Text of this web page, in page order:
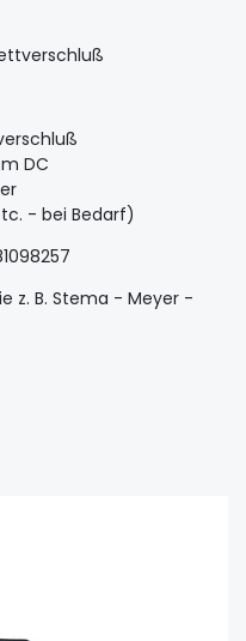
DC
- bei Bedarf)
z. B. Stema - Meyer -